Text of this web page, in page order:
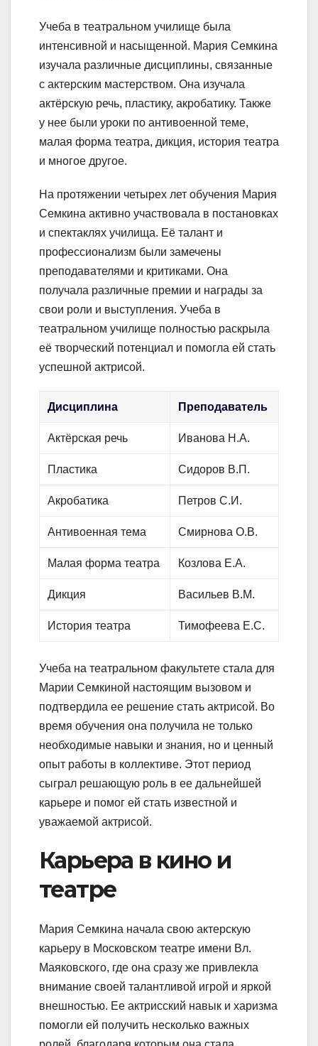
Учеба в театральном училище была
интенсивной и насыщенной. Мария Семкина
изучала различные дисциплины, связанные
с актерским мастерством. Она изучала
актёрскую речь, пластику, акробатику. Также
у нее были уроки по антивоенной теме,
малая форма театра, дикция, история театра
и многое другое.
На протяжении четырех лет обучения Мария
Семкина активно участвовала в постановках
и спектаклях училища. Её талант и
профессионализм были замечены
преподавателями и критиками. Она
получала различные премии и награды за
свои роли и выступления. Учеба в
театральном училище полностью раскрыла
её творческий потенциал и помогла ей стать
успешной актрисой.
Дисциплина Преподаватель
Актёрская речь Иванова Н.А.
Пластика Сидоров В.П.
Акробатика Петров С.И.
Антивоенная тема Смирнова О.В.
Малая форма театра Козлова Е.А.
Дикция Васильев В.М.
История театра Тимофеева Е.С.
Учеба на театральном факультете стала для
Марии Семкиной настоящим вызовом и
подтвердила ее решение стать актрисой. Во
время обучения она получила не только
необходимые навыки и знания, но и ценный
опыт работы в коллективе. Этот период
сыграл решающую роль в ее дальнейшей
карьере и помог ей стать известной и
уважаемой актрисой.
Карьера в кино и
театре
Мария Семкина начала свою актерскую
карьеру в Московском театре имени Вл.
Маяковского, где она сразу же привлекла
внимание своей талантливой игрой и яркой
внешностью. Ее актрисский навык и харизма
помогли ей получить несколько важных